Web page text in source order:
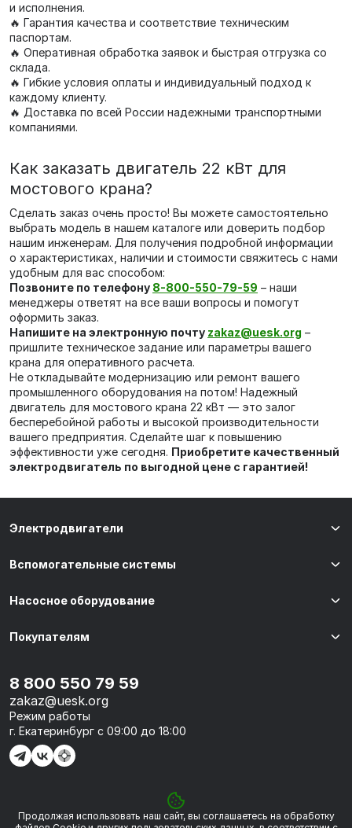
и исполнения.
🔥 Гарантия качества и соответствие техническим
паспортам.
🔥 Оперативная обработка заявок и быстрая отгрузка со
склада.
🔥 Гибкие условия оплаты и индивидуальный подход к
каждому клиенту.
🔥 Доставка по всей России надежными транспортными
компаниями.
Как заказать двигатель 22 кВт для
мостового крана?
Сделать заказ очень просто! Вы можете самостоятельно
выбрать модель в нашем каталоге или доверить подбор
нашим инженерам. Для получения подробной информации
о характеристиках, наличии и стоимости свяжитесь с нами
удобным для вас способом:
Позвоните по телефону 8-800-550-79-59 – наши
менеджеры ответят на все ваши вопросы и помогут
оформить заказ.
Напишите на электронную почту zakaz@uesk.org –
пришлите техническое задание или параметры вашего
крана для оперативного расчета.
Не откладывайте модернизацию или ремонт вашего
промышленного оборудования на потом! Надежный
двигатель для мостового крана 22 кВт — это залог
бесперебойной работы и высокой производительности
вашего предприятия. Сделайте шаг к повышению
эффективности уже сегодня. Приобретите качественный
электродвигатель по выгодной цене с гарантией!
© 2026 «УЭСК-ТЕХНОЛОГИИ»
Электродвигатели
Вспомогательные системы
Насосное оборудование
Покупателям
8 800 550 79 59
zakaz@uesk.org
Режим работы
г. Екатеринбург с 09:00 до 18:00
Продолжая использовать наш сайт, вы соглашаетесь на обработку